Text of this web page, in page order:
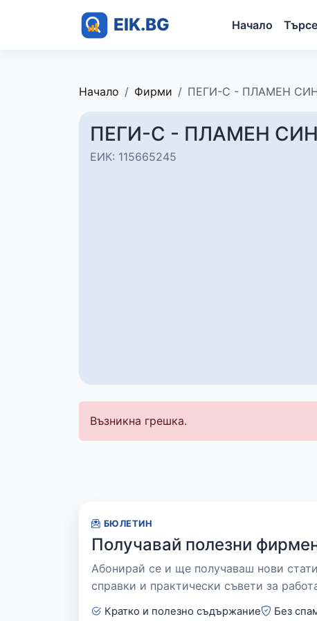
Начало
Начало Фирми ПЕГИ-С - ПЛАМЕН
ПЕГИ-С - ПЛАМЕН
ЕИК: 115665245
Възникна грешка.
БЮЛЕТИН
Получавай полезни
Абонирай се и ще получаваш нови
справки и практически съвети за
Кратко и полезно съдържание Без